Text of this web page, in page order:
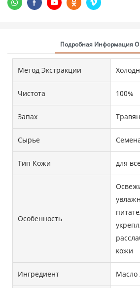
Подробная Информация О
Метод Экстракции
Чистота 100%
Запах
Сырье
Тип Кожи для
Особенность
кожи
Ингредиент Масло